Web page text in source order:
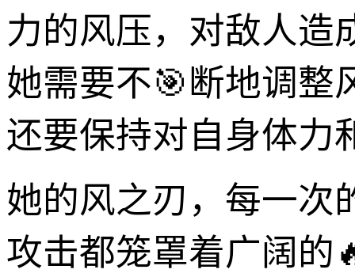
力的风压，对敌人造
她需要不🎯断地调整
还要保持对自身体力
她的风之刃，每一次
攻击都笼罩着广阔的